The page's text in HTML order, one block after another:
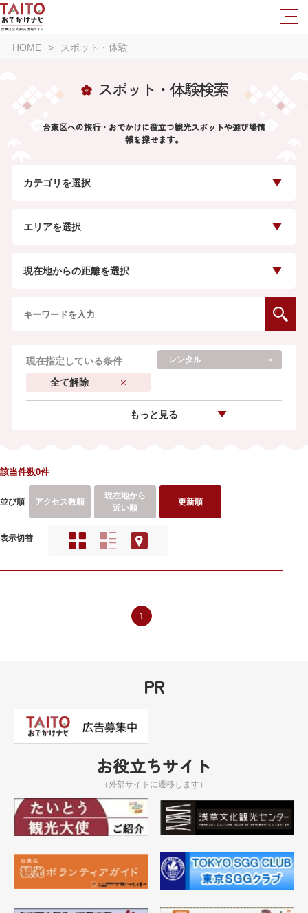
HOME スポット・体験
スポット・体験検索
台東区への旅行・おでかけに役立つ観光スポットや遊び場情
報を探せます。
カテゴリを選択
エリアを選択
現在地からの距離を選択
現在指定している条件 レンタル
全て解除
もっと見る
該当件数0件
並び順 アクセス数順
現在地から
近い順
更新順
表示切替
1
PR
お役立ちサイト
（外部サイトに遷移します）